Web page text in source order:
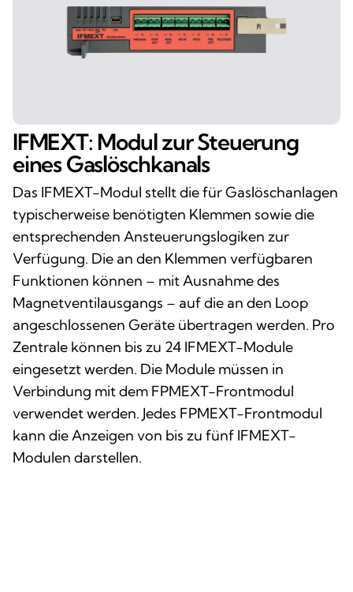
IFMEXT: Modul zur Steuerung
eines Gaslöschkanals
Das IFMEXT-Modul stellt die für Gaslöschanlagen
typischerweise benötigten Klemmen sowie die
entsprechenden Ansteuerungslogiken zur
Verfügung. Die an den Klemmen verfügbaren
Funktionen können – mit Ausnahme des
Magnetventilausgangs – auf die an den Loop
angeschlossenen Geräte übertragen werden. Pro
Zentrale können bis zu 24 IFMEXT-Module
eingesetzt werden. Die Module müssen in
Verbindung mit dem FPMEXT-Frontmodul
verwendet werden. Jedes FPMEXT-Frontmodul
kann die Anzeigen von bis zu fünf IFMEXT-
Modulen darstellen.